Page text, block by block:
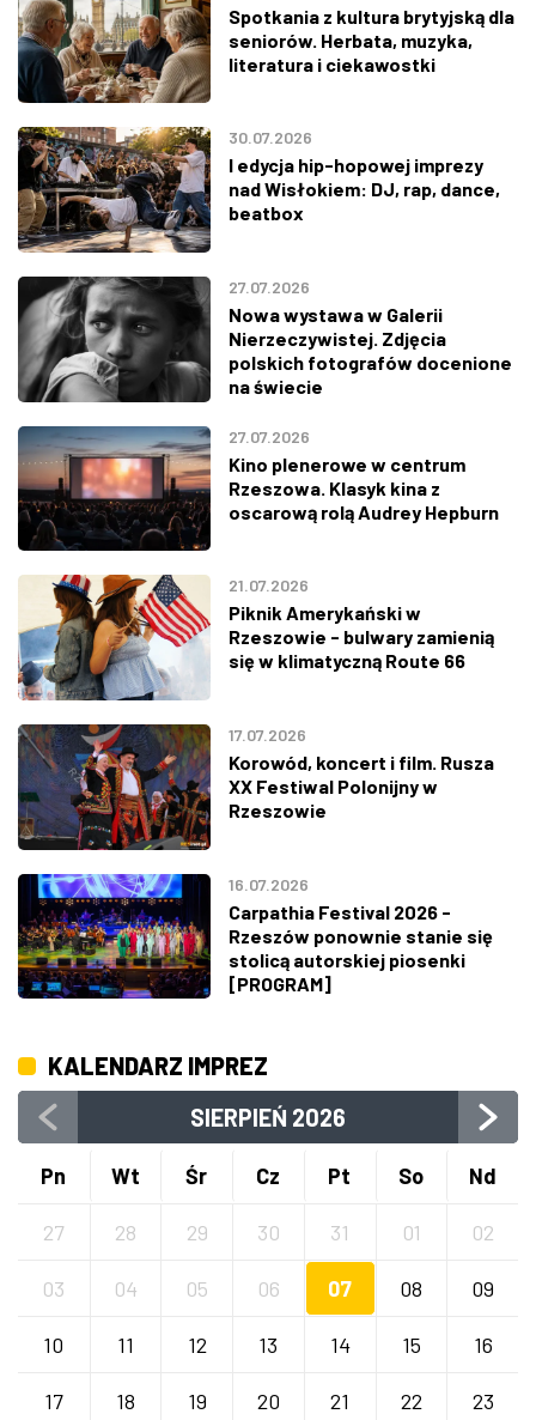
Spotkania z kultura brytyjską dla
seniorów. Herbata, muzyka,
literatura i ciekawostki
30.07.2026
I edycja hip-hopowej imprezy
nad Wisłokiem: DJ, rap, dance,
beatbox
27.07.2026
Nowa wystawa w Galerii
Nierzeczywistej. Zdjęcia
polskich fotografów docenione
na świecie
27.07.2026
Kino plenerowe w centrum
Rzeszowa. Klasyk kina z
oscarową rolą Audrey Hepburn
21.07.2026
Piknik Amerykański w
Rzeszowie - bulwary zamienią
się w klimatyczną Route 66
17.07.2026
Korowód, koncert i film. Rusza
XX Festiwal Polonijny w
Rzeszowie
16.07.2026
Carpathia Festival 2026 -
Rzeszów ponownie stanie się
stolicą autorskiej piosenki
[PROGRAM]
KALENDARZ IMPREZ
SIERPIEŃ 2026
Pn Wt Śr Cz Pt So Nd
27 28 29 30 31 01 02
03 04 05 06 07 08 09
10 11 12 13 14 15 16
17 18 19 20 21 22 23